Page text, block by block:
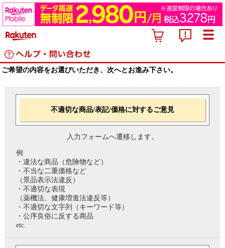
ご希望の内容をお選びいただき、次へとお進み下さい。
不適切な商品/表記/価格に対するご意見
入力フォームへ遷移します。
例
・違法な商品（危険物など）
・不当な二重価格など
（景品表示法違反）
・不適切な表現
（薬機法、健康増進法違反等）
・不適切な文字列（キーワード等）
・公序良俗に反する商品
etc.